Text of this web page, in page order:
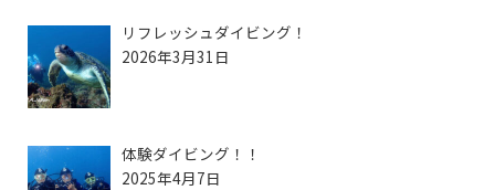
リフレッシュダイビング！
2026年3月31日
体験ダイビング！！
2025年4月7日